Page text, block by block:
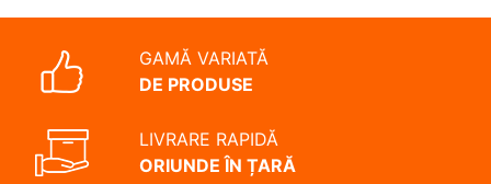
GAMĂ VARIATĂ
DE PRODUSE
LIVRARE RAPIDĂ
ORIUNDE ÎN ȚARĂ